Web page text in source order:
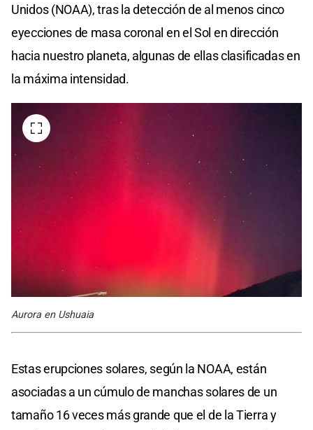
Unidos (NOAA), tras la detección de al menos cinco
eyecciones de masa coronal en el Sol en dirección
hacia nuestro planeta, algunas de ellas clasificadas en
la máxima intensidad.
Aurora en Ushuaia
Estas erupciones solares, según la NOAA, están
asociadas a un cúmulo de manchas solares de un
tamaño 16 veces más grande que el de la Tierra y